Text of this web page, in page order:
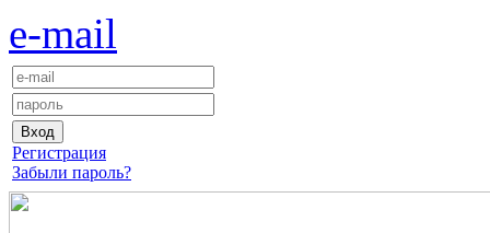
e-mail
Регистрация
Забыли пароль?